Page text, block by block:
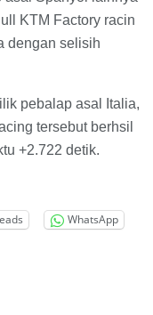
KTM Factory racin
dengan selisih
pebalap asal Italia,
tersebut berhsil
+2.722 detik.
WhatsApp